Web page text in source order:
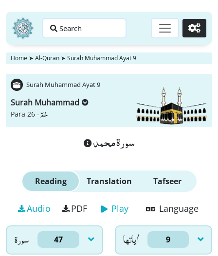
Search Go
Home ➤ Al-Quran ➤ Surah Muhammad Ayat 9
Surah Muhammad Ayat 9
Surah Muhammad
Para 26 -حٰمٓ
سورة محمد
Reading Translation Tafseer
Audio PDF Play Language
سورۃ 47 اٰياتها 9